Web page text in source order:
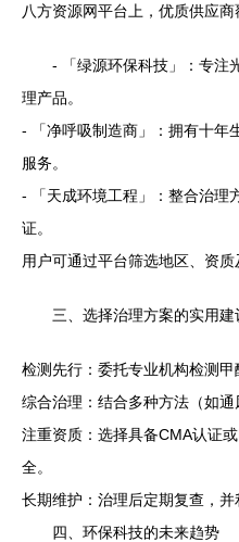
八方资源网平台上，优质供应商
- 「绿源环保科技」：专注
理产品。
- 「净呼吸制造商」：拥有十年
服务。
- 「天成环境工程」：整合治理
证。
用户可通过平台筛选地区、资质
三、选择治理方案的实用建
检测先行：委托专业机构检测甲
综合治理：结合多种方法（如通
注重资质：选择具备CMA认证
全。
长期维护：治理后定期复查，并
四、环保科技的未来趋势